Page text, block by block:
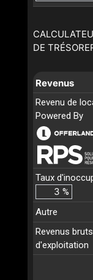
DE
Revenus
Revenu de
Powered By
Taux
%
Autre
Revenus bruts
d'exploitation